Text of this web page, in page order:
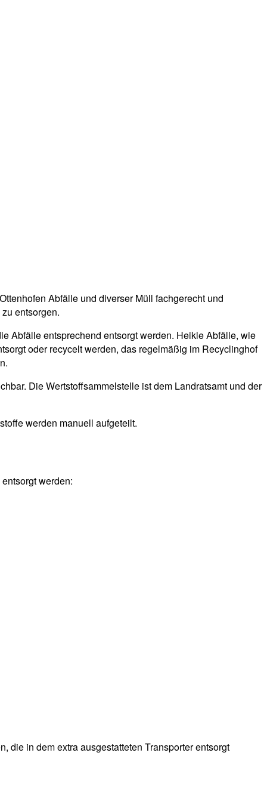
Abfälle und diverser Müll fachgerecht und
entsorgen.
Abfälle entsprechend entsorgt werden. Heikle Abfälle, wie
oder recycelt werden, das regelmäßig im Recyclinghof
Die Wertstoffsammelstelle ist dem Landratsamt und der
werden manuell aufgeteilt.
werden:
die in dem extra ausgestatteten Transporter entsorgt